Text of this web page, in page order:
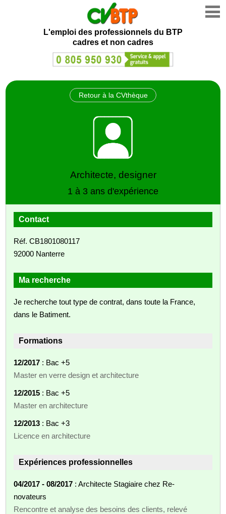
L'emploi des professionnels du BTP
cadres et non cadres
Retour à la CVthèque
Architecte, designer
1 à 3 ans d'expérience
Contact
Réf. CB1801080117
92000 Nanterre
Ma recherche
Je recherche tout type de contrat, dans toute la France,
dans le Batiment.
Formations
12/2017 : Bac +5
Master en verre design et architecture
12/2015 : Bac +5
Master en architecture
12/2013 : Bac +3
Licence en architecture
Expériences professionnelles
04/2017 - 08/2017 : Architecte Stagiaire chez Re-
novateurs
Rencontre et analyse des besoins des clients, relevé